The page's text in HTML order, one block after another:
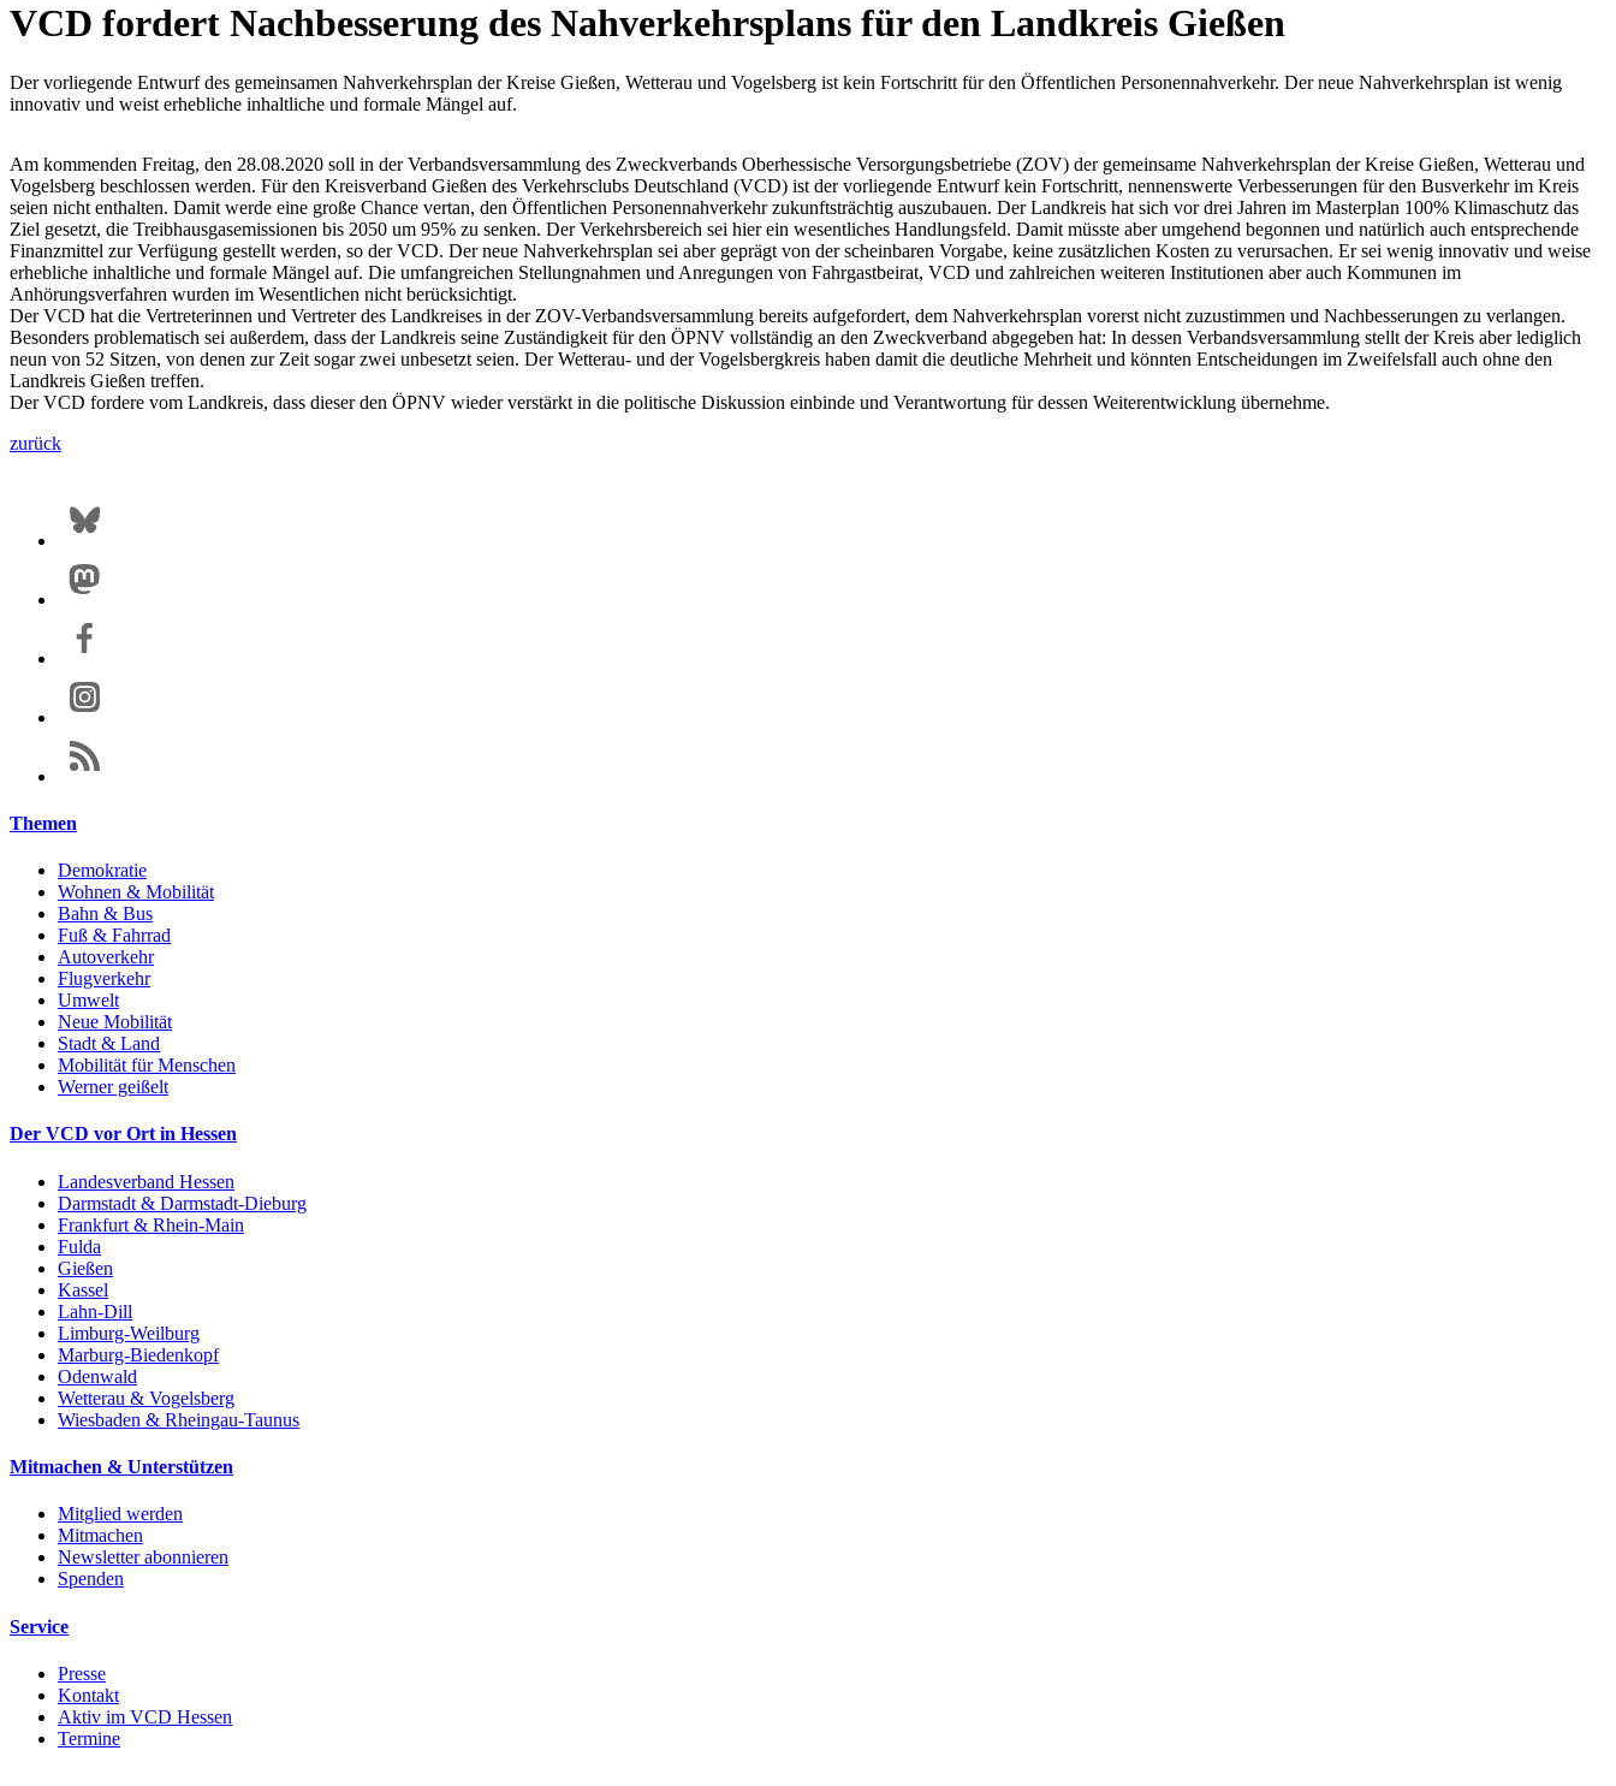
VCD fordert Nachbesserung des Nahverkehrsplans für den Landkreis Gießen
Der vorliegende Entwurf des gemeinsamen Nahverkehrsplan der Kreise Gießen, Wetterau und Vogelsberg ist kein Fortschritt für den Öffentlichen Personennahverkehr. Der neue Nahverkehrsplan ist wenig
innovativ und weist erhebliche inhaltliche und formale Mängel auf.
Am kommenden Freitag, den 28.08.2020 soll in der Verbandsversammlung des Zweckverbands Oberhessische Versorgungsbetriebe (ZOV) der gemeinsame Nahverkehrsplan der Kreise Gießen, Wetterau und
Vogelsberg beschlossen werden. Für den Kreisverband Gießen des Verkehrsclubs Deutschland (VCD) ist der vorliegende Entwurf kein Fortschritt, nennenswerte Verbesserungen für den Busverkehr im Kreis
seien nicht enthalten. Damit werde eine große Chance vertan, den Öffentlichen Personennahverkehr zukunftsträchtig auszubauen. Der Landkreis hat sich vor drei Jahren im Masterplan 100% Klimaschutz das
Ziel gesetzt, die Treibhausgasemissionen bis 2050 um 95% zu senken. Der Verkehrsbereich sei hier ein wesentliches Handlungsfeld. Damit müsste aber umgehend begonnen und natürlich auch entsprechende
Finanzmittel zur Verfügung gestellt werden, so der VCD. Der neue Nahverkehrsplan sei aber geprägt von der scheinbaren Vorgabe, keine zusätzlichen Kosten zu verursachen. Er sei wenig innovativ und weise
erhebliche inhaltliche und formale Mängel auf. Die umfangreichen Stellungnahmen und Anregungen von Fahrgastbeirat, VCD und zahlreichen weiteren Institutionen aber auch Kommunen im
Anhörungsverfahren wurden im Wesentlichen nicht berücksichtigt.
Der VCD hat die Vertreterinnen und Vertreter des Landkreises in der ZOV-Verbandsversammlung bereits aufgefordert, dem Nahverkehrsplan vorerst nicht zuzustimmen und Nachbesserungen zu verlangen.
Besonders problematisch sei außerdem, dass der Landkreis seine Zuständigkeit für den ÖPNV vollständig an den Zweckverband abgegeben hat: In dessen Verbandsversammlung stellt der Kreis aber lediglich
neun von 52 Sitzen, von denen zur Zeit sogar zwei unbesetzt seien. Der Wetterau- und der Vogelsbergkreis haben damit die deutliche Mehrheit und könnten Entscheidungen im Zweifelsfall auch ohne den
Landkreis Gießen treffen.
Der VCD fordere vom Landkreis, dass dieser den ÖPNV wieder verstärkt in die politische Diskussion einbinde und Verantwortung für dessen Weiterentwicklung übernehme.
zurück
Themen
Demokratie
Wohnen & Mobilität
Bahn & Bus
Fuß & Fahrrad
Autoverkehr
Flugverkehr
Umwelt
Neue Mobilität
Stadt & Land
Mobilität für Menschen
Werner geißelt
Der VCD vor Ort in Hessen
Landesverband Hessen
Darmstadt & Darmstadt-Dieburg
Frankfurt & Rhein-Main
Fulda
Gießen
Kassel
Lahn-Dill
Limburg-Weilburg
Marburg-Biedenkopf
Odenwald
Wetterau & Vogelsberg
Wiesbaden & Rheingau-Taunus
Mitmachen & Unterstützen
Mitglied werden
Mitmachen
Newsletter abonnieren
Spenden
Service
Presse
Kontakt
Aktiv im VCD Hessen
Termine